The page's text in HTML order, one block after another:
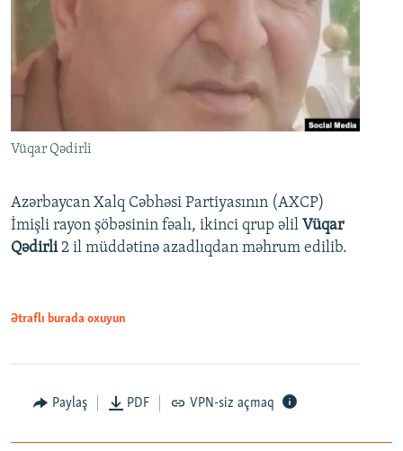
Vüqar Qədirli
Azərbaycan Xalq Cəbhəsi Partiyasının (AXCP)
İmişli rayon şöbəsinin fəalı, ikinci qrup əlil Vüqar
Qədirli2 il müddətinə azadlıqdan məhrum edilib.
Ətraflı burada oxuyun
Paylaş PDF VPN-siz açmaq